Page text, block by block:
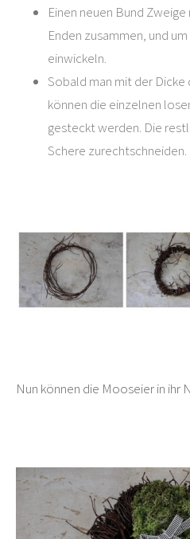
Einen neuen Bund
Enden zusammen, und
einwickeln.
Sobald man mit der
können die einzelnen
gesteckt werden. Die
Schere zurechtschneiden.
Nun können die Mooseier in ihr